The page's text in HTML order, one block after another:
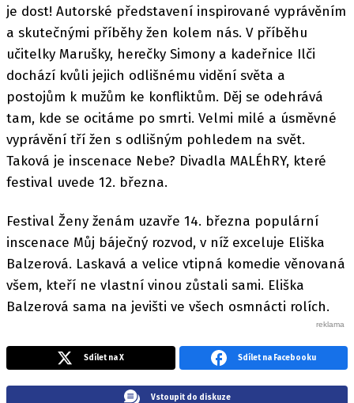
je dost! Autorské představení inspirované vyprávěním
a skutečnými příběhy žen kolem nás. V příběhu
učitelky Marušky, herečky Simony a kadeřnice Ilči
dochází kvůli jejich odlišnému vidění světa a
postojům k mužům ke konfliktům. Děj se odehrává
tam, kde se ocitáme po smrti. Velmi milé a úsměvné
vyprávění tří žen s odlišným pohledem na svět.
Taková je inscenace Nebe? Divadla MALÉhRY, které
festival uvede 12. března.
Festival Ženy ženám uzavře 14. března populární
inscenace Můj báječný rozvod, v níž exceluje Eliška
Balzerová. Laskavá a velice vtipná komedie věnovaná
všem, kteří ne vlastní vinou zůstali sami. Eliška
Balzerová sama na jevišti ve všech osmnácti rolích.
Sdílet na X Sdílet na Facebooku
Vstoupit do diskuze